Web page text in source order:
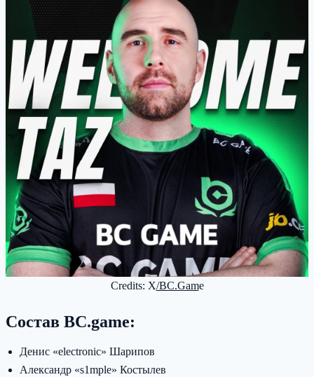
Credits: X/BC.Game
Состав BC.game:
Денис «electronic» Шарипов
Александр «s1mple» Костылев